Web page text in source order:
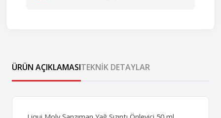
ÜRÜN AÇIKLAMASITEKNIK DETAYLAR